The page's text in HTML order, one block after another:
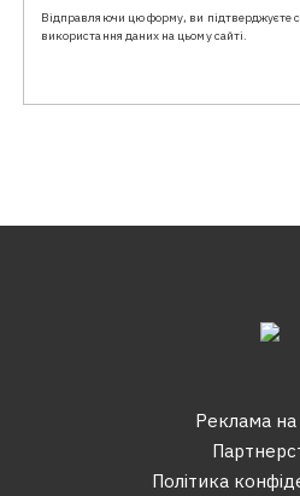
Відправляючи цю форму, ви підтверджуєте
використання даних на цьому сайті.
Реклама на
Політика